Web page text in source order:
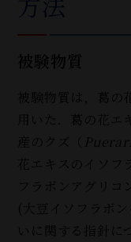
被験物質
被験物質は，葛の
用いた．葛の花エ
産のクズ（
花エキスのイソフ
フラボンアグリコン
( 大豆イソフラボ
いに関する指針に